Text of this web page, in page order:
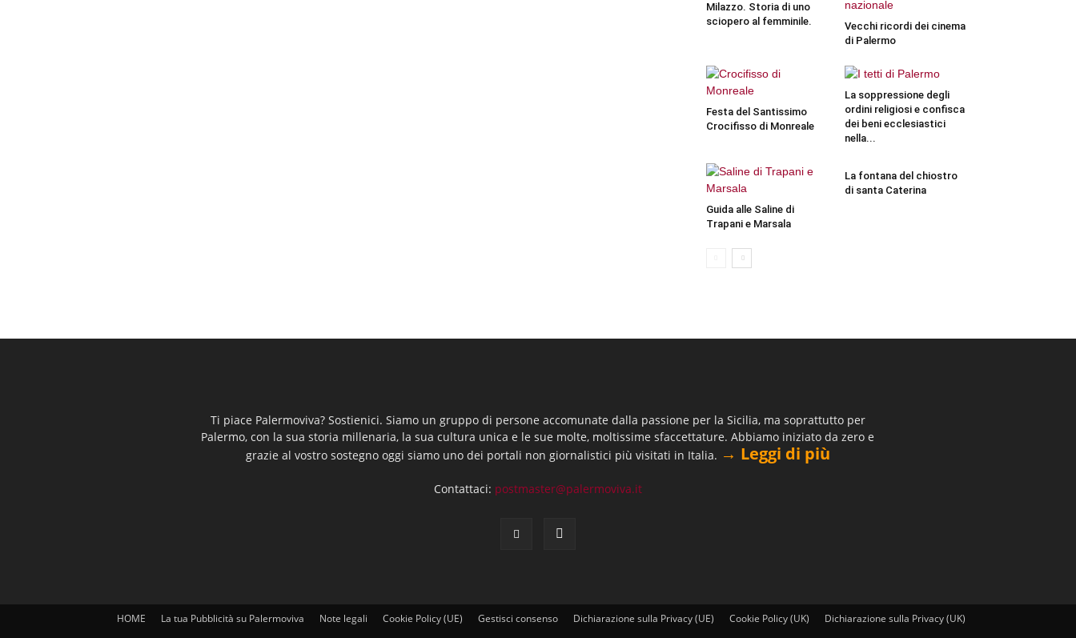
Milazzo. Storia di uno
sciopero al femminile.
Vecchi ricordi dei cinema
di Palermo
Festa del Santissimo
Crocifisso di Monreale
La soppressione degli
ordini religiosi e confisca
dei beni ecclesiastici
nella...
Guida alle Saline di
Trapani e Marsala
La fontana del chiostro
di santa Caterina
Ti piace Palermoviva? Sostienici. Siamo un gruppo di persone accomunate dalla passione per la Sicilia, ma soprattutto per
Palermo, con la sua storia millenaria, la sua cultura unica e le sue molte, moltissime sfaccettature. Abbiamo iniziato da zero e
grazie al vostro sostegno oggi siamo uno dei portali non giornalistici più visitati in Italia. → Leggi di più
Contattaci: postmaster@palermoviva.it
HOME La tua Pubblicità su Palermoviva Note legali Cookie Policy (UE) Gestisci consenso Dichiarazione sulla Privacy (UE) Cookie Policy (UK) Dichiarazione sulla Privacy (UK)